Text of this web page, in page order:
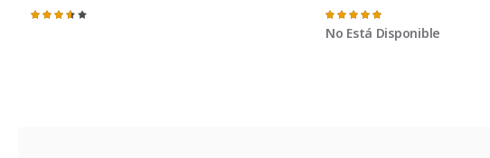
Valoración: Valoración:
100%
No Está Disponible